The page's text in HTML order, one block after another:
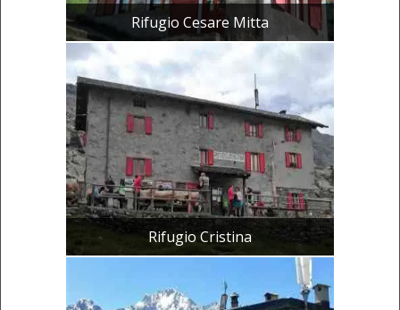
Rifugio Cesare Mitta
Rifugio Cristina